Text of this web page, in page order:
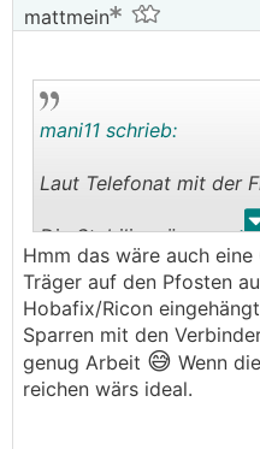
mattmein
.
mani11 schrieb:
Laut Telefonat mit der
Die Stabilix wären
a.com/ecommerce/
Hmm das wäre auch
Träger auf den Pfosten
Hobafix/Ricon
Sparren mit den
genug Arbeit 😅 Wenn
reichen wärs ideal.